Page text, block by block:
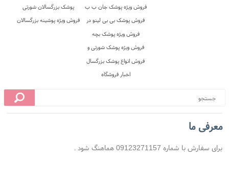
ضمانت اصل بودن کالا
معرفی ما
برای سفارش با شماره 09123271157 هماهنگ شود .